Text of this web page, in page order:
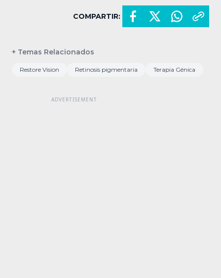
COMPARTIR:
+ Temas Relacionados
Restore Vision Retinosis pigmentaria Terapia Génica